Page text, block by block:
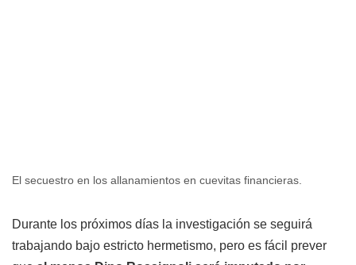
El secuestro en los allanamientos en cuevitas financieras.
Durante los próximos días la investigación se seguirá
trabajando bajo estricto hermetismo, pero es fácil prever